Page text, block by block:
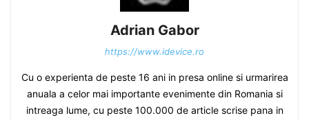
Adrian Gabor
https://www.idevice.ro
Cu o experienta de peste 16 ani in presa online si urmarirea
anuala a celor mai importante evenimente din Romania si
intreaga lume, cu peste 100.000 de article scrise pana in